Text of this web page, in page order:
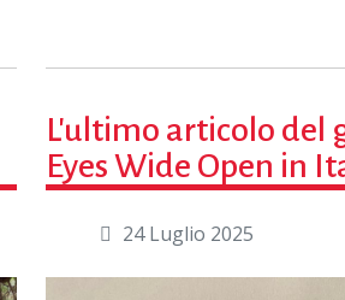
L'ultimo articolo del
Eyes Wide Open in
24 Luglio 2025